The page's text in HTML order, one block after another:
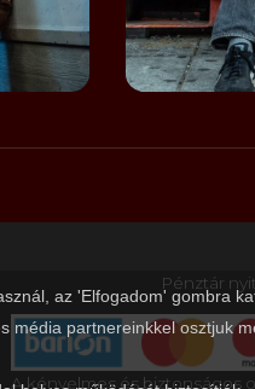
az 'Elfogadom' gombra
média partnereinkkel osztjuk
Pénztár
A kényelmes és biztonságos